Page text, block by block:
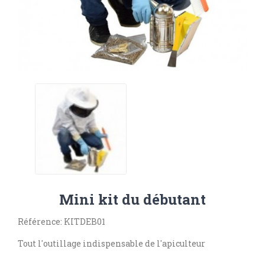
Mini kit du débutant
Référence: KITDEB01
Tout l'outillage indispensable de l'apiculteur